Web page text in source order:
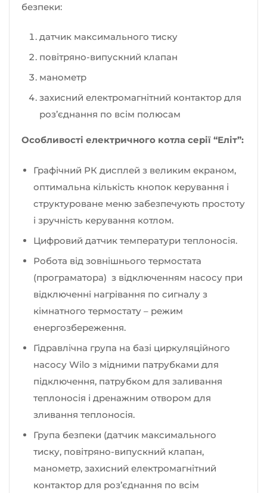
безпеки:
датчик максимального тиску
повітряно-випускний клапан
манометр
захисний електромагнітний контактор для
роз’єднання по всім полюсам
Особливості електричного котла серії “Еліт”:
Графічний РК дисплей з великим екраном,
оптимальна кількість кнопок керування і
структуроване меню забезпечують простоту
і зручність керування котлом.
Цифровий датчик температури теплоносія.
Робота від зовнішнього термостата
(програматора) з відключенням насосу при
відключенні нагрівання по сигналу з
кімнатного термостату – режим
енергозбереження.
Гідравлічна група на базі циркуляційного
насосу Wilo з мідними патрубками для
підключення, патрубком для заливання
теплоносія і дренажним отвором для
зливання теплоносія.
Група безпеки (датчик максимального
тиску, повітряно-випускний клапан,
манометр, захисний електромагнітний
контактор для роз’єднання по всім